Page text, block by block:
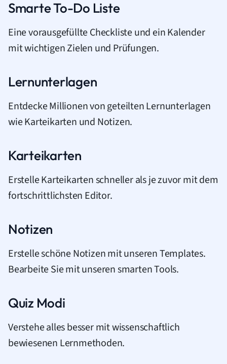
Smarte To-Do Liste
Eine vorausgefüllte Checkliste und ein Kalender
mit wichtigen Zielen und Prüfungen.
Lernunterlagen
Entdecke Millionen von geteilten Lernunterlagen
wie Karteikarten und Notizen.
Karteikarten
Erstelle Karteikarten schneller als je zuvor mit dem
fortschrittlichsten Editor.
Notizen
Erstelle schöne Notizen mit unseren Templates.
Bearbeite Sie mit unseren smarten Tools.
Quiz Modi
Verstehe alles besser mit wissenschaftlich
bewiesenen Lernmethoden.